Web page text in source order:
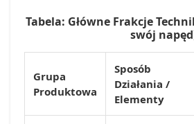
Tabela: Główne Frakcje
swój
Grupa
Produktowa
Sposób
Działania /
Elementy